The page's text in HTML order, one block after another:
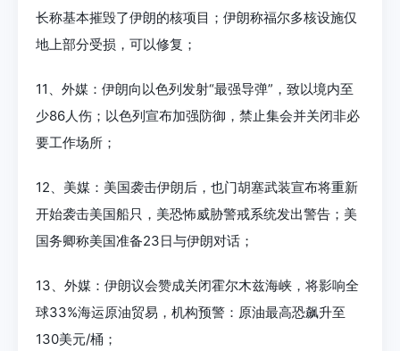
长称基本摧毁了伊朗的核项目；伊朗称福尔多核设施仅
地上部分受损，可以修复；
11、外媒：伊朗向以色列发射“最强导弹”，致以境内至
少86人伤；以色列宣布加强防御，禁止集会并关闭非必
要工作场所；
12、美媒：美国袭击伊朗后，也门胡塞武装宣布将重新
开始袭击美国船只，美恐怖威胁警戒系统发出警告；美
国务卿称美国准备23日与伊朗对话；
13、外媒：伊朗议会赞成关闭霍尔木兹海峡，将影响全
球33%海运原油贸易，机构预警：原油最高恐飙升至
130美元/桶；